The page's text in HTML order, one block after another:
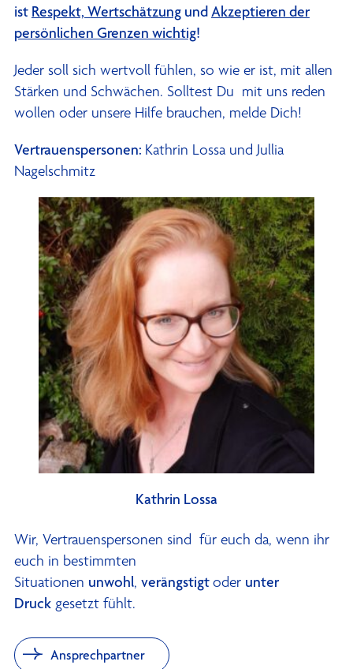
ist Respekt, WertschätzungundAkzeptieren der
persönlichen Grenzen wichtig!
Jeder soll sich wertvoll fühlen, so wie er ist, mit allen
Stärken und Schwächen. Solltest Du mit uns reden
wollen oder unsere Hilfe brauchen, melde Dich!
Vertrauenspersonen: Kathrin Lossa und Jullia
Nagelschmitz
Kathrin Lossa
Wir, Vertrauenspersonen sind für euch da, wenn ihr
euch in bestimmten
Situationen unwohl, verängstigtoder unter
Druckgesetzt fühlt.
Ansprechpartner